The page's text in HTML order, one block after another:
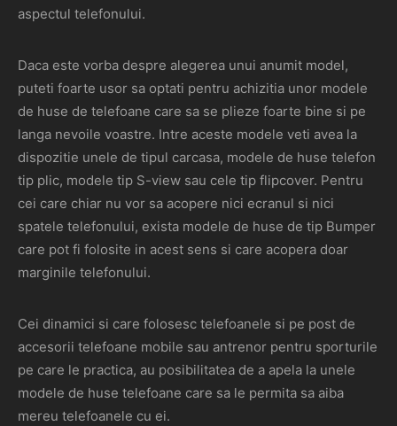
aspectul telefonului.
Daca este vorba despre alegerea unui anumit model,
puteti foarte usor sa optati pentru achizitia unor modele
de huse de telefoane care sa se plieze foarte bine si pe
langa nevoile voastre. Intre aceste modele veti avea la
dispozitie unele de tipul carcasa, modele de huse telefon
tip plic, modele tip S-view sau cele tip flipcover. Pentru
cei care chiar nu vor sa acopere nici ecranul si nici
spatele telefonului, exista modele de huse de tip Bumper
care pot fi folosite in acest sens si care acopera doar
marginile telefonului.
Cei dinamici si care folosesc telefoanele si pe post de
accesorii telefoane mobile sau antrenor pentru sporturile
pe care le practica, au posibilitatea de a apela la unele
modele de huse telefoane care sa le permita sa aiba
mereu telefoanele cu ei.